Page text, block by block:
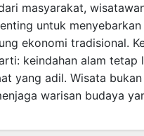
masyarakat,
untuk
ekonomi tradisional.
keindahan alam
yang adil. Wisata
warisan budaya